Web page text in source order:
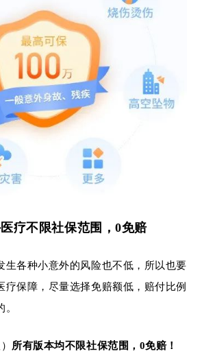
疗不限社保范围，0免赔
生各种小意外的风险也不低，所以也要
疗保障，尽量选择免赔额低，赔付比例
所有版本均不限社保范围， 0免赔！